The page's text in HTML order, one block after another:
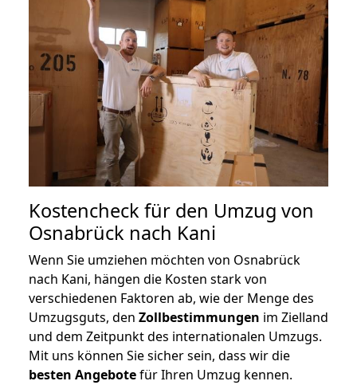
Kostencheck für den Umzug von
Osnabrück nach Kani
Wenn Sie umziehen möchten von Osnabrück
nach Kani, hängen die Kosten stark von
verschiedenen Faktoren ab, wie der Menge des
Umzugsguts, den Zollbestimmungen im Zielland
und dem Zeitpunkt des internationalen Umzugs.
Mit uns können Sie sicher sein, dass wir die
besten Angebotefür Ihren Umzug kennen.